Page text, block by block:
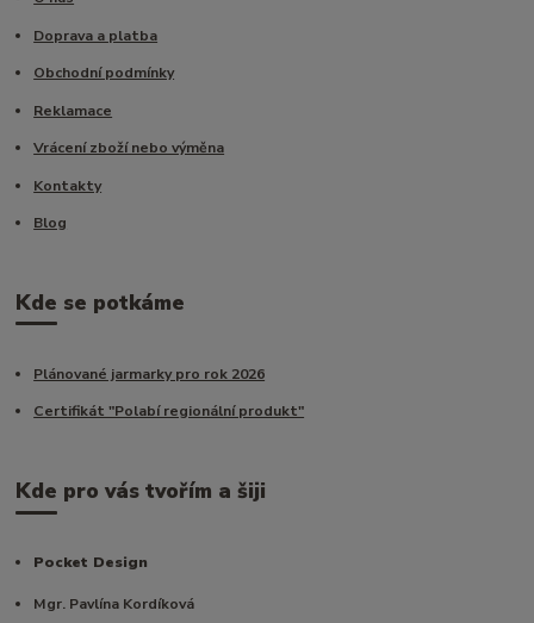
Doprava a platba
Obchodní podmínky
Reklamace
Vrácení zboží nebo výměna
Kontakty
Blog
Kde se potkáme
Plánované jarmarky pro rok 2026
Certifikát "Polabí regionální produkt"
Kde pro vás tvořím a šiji
Pocket Design
Mgr. Pavlína Kordíková